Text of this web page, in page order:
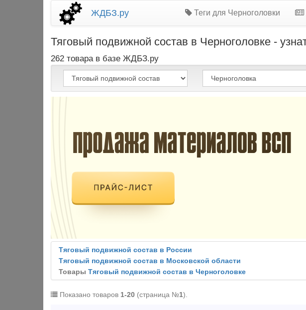
ЖДБЗ.ру Теги для Черноголовки
Тяговый подвижной состав в Черноголовке -
262 товара в базе ЖДБЗ.ру
Тяговый подвижной состав в России
Тяговый подвижной состав в Московской области
Товары Тяговый подвижной состав в Черноголовке
Показано товаров 1-20 (страница №1).